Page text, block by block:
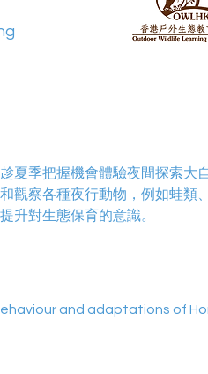
夏季把握機會體驗夜間探索大
觀察各種夜行動物，例如蛙類
升對生態保育的意識。
and adaptations of